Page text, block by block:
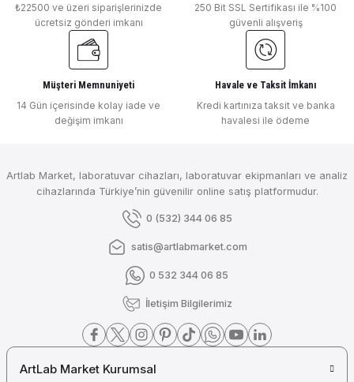
₺22500 ve üzeri siparişlerinizde
ücretsiz gönderi imkanı
250 Bit SSL Sertifikası ile %100
güvenli alışveriş
Müşteri Memnuniyeti
14 Gün içerisinde kolay iade ve
değişim imkanı
Havale ve Taksit İmkanı
Kredi kartınıza taksit ve banka
havalesi ile ödeme
Artlab Market, laboratuvar cihazları, laboratuvar ekipmanları ve analiz
cihazlarında Türkiye’nin güvenilir online satış platformudur.
0 (532) 344 06 85
satis@artlabmarket.com
0 532 344 06 85
İletişim Bilgilerimiz
ArtLab Market Kurumsal